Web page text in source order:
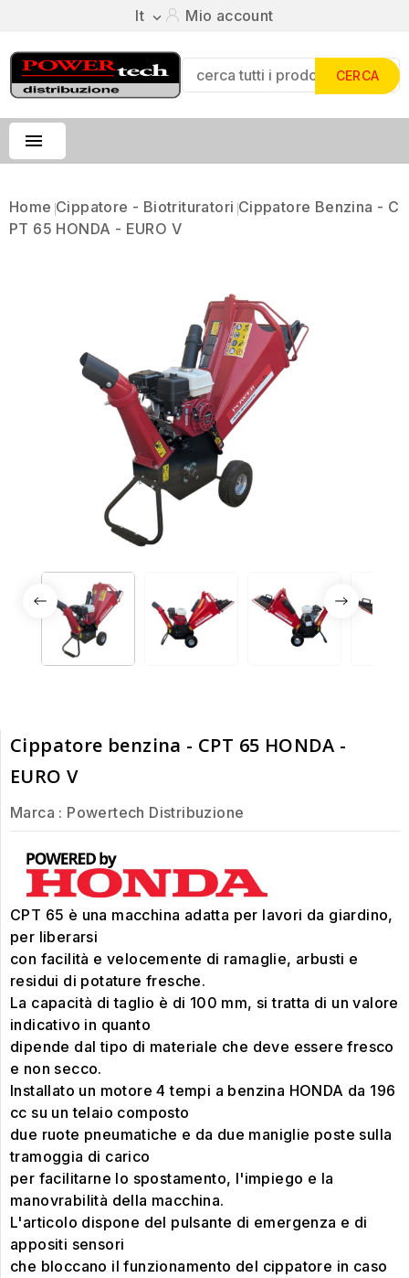
It  Mio account
CERCA

Home Cippatore - Biotrituratori Cippatore Benzina - C
PT 65 HONDA - EURO V
Cippatore benzina - CPT 65 HONDA -
EURO V
Marca : Powertech Distribuzione
CPT 65 è una macchina adatta per lavori da giardino,
per liberarsi
con facilità e velocemente di ramaglie, arbusti e
residui di potature fresche.
La capacità di taglio è di 100 mm, si tratta di un valore
indicativo in quanto
dipende dal tipo di materiale che deve essere fresco
e non secco.
Installato un motore 4 tempi a benzina HONDA da 196
cc su un telaio composto
due ruote pneumatiche e da due maniglie poste sulla
tramoggia di carico
per facilitarne lo spostamento, l'impiego e la
manovrabilità della macchina.
L'articolo dispone del pulsante di emergenza e di
appositi sensori
che bloccano il funzionamento del cippatore in caso